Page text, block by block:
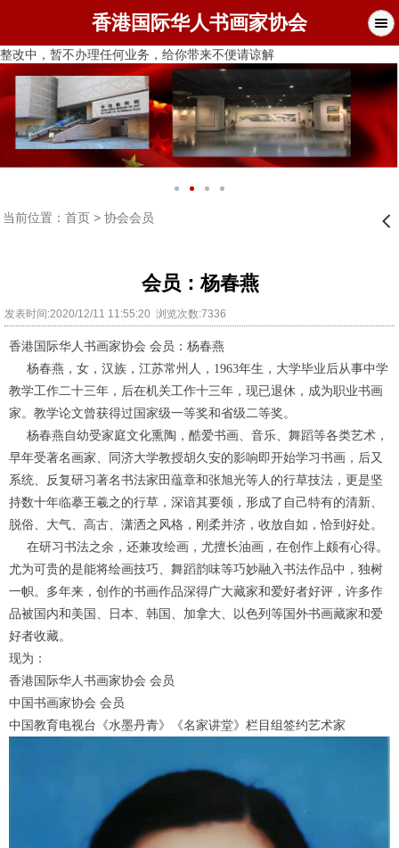
香港国际华人书画家协会
整改中，暂不办理任何业务，给你带来不便请谅解
当前位置： 首页> 协会会员 󰊒
会员：杨春燕
发表时间:2020/12/11 11:55:20 浏览次数:7336
香港国际华人书画家协会 会员： 杨春燕
杨春燕，女，汉族，江苏常州人，1963年生，大学毕业后从事中学
教学工作二十三年，后在机关工作十三年，现已退休，成为职业书画
家。教学论文曾获得过国家级一等奖和省级二等奖。
杨春燕自幼受家庭文化熏陶，酷爱书画、音乐、舞蹈等各类艺术，
早年受著名画家、同济大学教授胡久安的影响即开始学习书画，后又
系统、反复研习著名书法家田蕴章和张旭光等人的行草技法，更是坚
持数十年临摹王羲之的行草，深谙其要领，形成了自己特有的清新、
脱俗、大气、高古、潇洒之风格，刚柔并济，收放自如，恰到好处。
在研习书法之余，还兼攻绘画，尤擅长油画，在创作上颇有心得。
尤为可贵的是能将绘画技巧、舞蹈韵味等巧妙融入书法作品中，独树
一帜。多年来，创作的书画作品深得广大藏家和爱好者好评，许多作
品被国内和美国、日本、韩国、加拿大、以色列等国外书画藏家和爱
好者收藏。
现为：
香港国际华人书画家协会 会员
中国书画家协会 会员
中国教育电视台《水墨丹青》《名家讲堂》栏目组签约艺术家